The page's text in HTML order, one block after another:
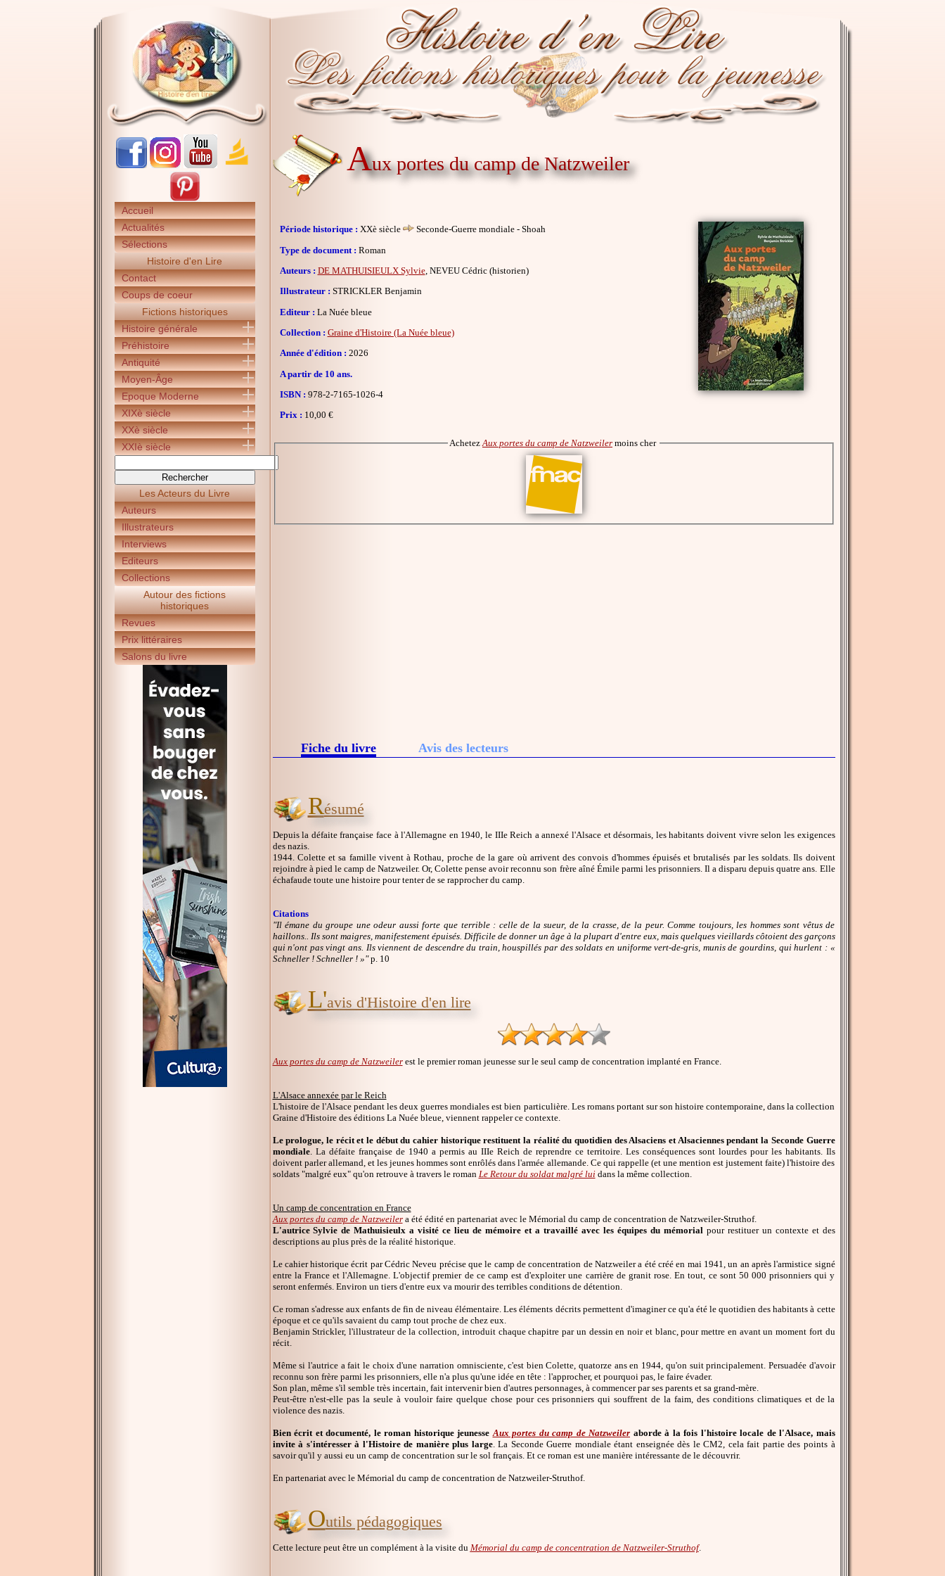
Accueil
Actualités
Sélections
Histoire d'en Lire
Contact
Coups de coeur
Fictions historiques
Histoire générale
Préhistoire
Antiquité
Moyen-Âge
Epoque Moderne
XIXè siècle
XXè siècle
XXIè siècle
Les Acteurs du Livre
Auteurs
Illustrateurs
Interviews
Editeurs
Collections
Autour des fictions
historiques
Revues
Prix littéraires
Salons du livre
Aux portes du camp de Natzweiler
Période historique : XXè siècle
Seconde-Guerre mondiale - Shoah
Type de document : Roman
Auteurs : DE MATHUISIEULX Sylvie, NEVEU Cédric (historien)
Illustrateur : STRICKLER Benjamin
Editeur : La Nuée bleue
Collection : Graine d'Histoire (La Nuée bleue)
Année d'édition : 2026
A partir de 10 ans.
ISBN : 978-2-7165-1026-4
Prix : 10,00 €
Achetez Aux portes du camp de Natzweiler moins cher
Fiche du livre Avis des lecteurs
Résumé
Depuis la défaite française face à l'Allemagne en 1940, le IIIe Reich a annexé l'Alsace et désormais, les habitants doivent vivre selon les exigences
des nazis.
1944. Colette et sa famille vivent à Rothau, proche de la gare où arrivent des convois d'hommes épuisés et brutalisés par les soldats. Ils doivent
rejoindre à pied le camp de Natzweiler. Or, Colette pense avoir reconnu son frère aîné Émile parmi les prisonniers. Il a disparu depuis quatre ans. Elle
échafaude toute une histoire pour tenter de se rapprocher du camp.
Citations
"Il émane du groupe une odeur aussi forte que terrible : celle de la sueur, de la crasse, de la peur. Comme toujours, les hommes sont vêtus de
haillons.. Ils sont maigres, manifestement épuisés. Difficile de donner un âge à la plupart d'entre eux, mais quelques vieillards côtoient des garçons
qui n'ont pas vingt ans. Ils viennent de descendre du train, houspillés par des soldats en uniforme vert-de-gris, munis de gourdins, qui hurlent : «
Schneller ! Schneller ! »"p. 10
L'avis d'Histoire d'en lire
Aux portes du camp de Natzweilerest le premier roman jeunesse sur le seul camp de concentration implanté en France.
L'Alsace annexée par le Reich
L'histoire de l'Alsace pendant les deux guerres mondiales est bien particulière. Les romans portant sur son histoire contemporaine, dans la collection
Graine d'Histoire des éditions La Nuée bleue, viennent rappeler ce contexte.
Le prologue, le récit et le début du cahier historique restituent la réalité du quotidien des Alsaciens et Alsaciennes pendant la Seconde Guerre
mondiale. La défaite française de 1940 a permis au IIIe Reich de reprendre ce territoire. Les conséquences sont lourdes pour les habitants. Ils
doivent parler allemand, et les jeunes hommes sont enrôlés dans l'armée allemande. Ce qui rappelle (et une mention est justement faite) l'histoire des
soldats "malgré eux" qu'on retrouve à travers le roman Le Retour du soldat malgré luidans la même collection.
Un camp de concentration en France
Aux portes du camp de Natzweilera été édité en partenariat avec le Mémorial du camp de concentration de Natzweiler-Struthof.
L'autrice Sylvie de Mathuisieulx a visité ce lieu de mémoire et a travaillé avec les équipes du mémorial pour restituer un contexte et des
descriptions au plus près de la réalité historique.
Le cahier historique écrit par Cédric Neveu précise que le camp de concentration de Natzweiler a été créé en mai 1941, un an après l'armistice signé
entre la France et l'Allemagne. L'objectif premier de ce camp est d'exploiter une carrière de granit rose. En tout, ce sont 50 000 prisonniers qui y
seront enfermés. Environ un tiers d'entre eux va mourir des terribles conditions de détention.
Ce roman s'adresse aux enfants de fin de niveau élémentaire. Les éléments décrits permettent d'imaginer ce qu'a été le quotidien des habitants à cette
époque et ce qu'ils savaient du camp tout proche de chez eux.
Benjamin Strickler, l'illustrateur de la collection, introduit chaque chapitre par un dessin en noir et blanc, pour mettre en avant un moment fort du
récit.
Même si l'autrice a fait le choix d'une narration omnisciente, c'est bien Colette, quatorze ans en 1944, qu'on suit principalement. Persuadée d'avoir
reconnu son frère parmi les prisonniers, elle n'a plus qu'une idée en tête : l'approcher, et pourquoi pas, le faire évader.
Son plan, même s'il semble très incertain, fait intervenir bien d'autres personnages, à commencer par ses parents et sa grand-mère.
Peut-être n'est-elle pas la seule à vouloir faire quelque chose pour ces prisonniers qui souffrent de la faim, des conditions climatiques et de la
violence des nazis.
Bien écrit et documenté, le roman historique jeunesse Aux portes du camp de Natzweiler aborde à la fois l'histoire locale de l'Alsace, mais
invite à s'intéresser à l'Histoire de manière plus large. La Seconde Guerre mondiale étant enseignée dès le CM2, cela fait partie des points à
savoir qu'il y aussi eu un camp de concentration sur le sol français. Et ce roman est une manière intéressante de le découvrir.
En partenariat avec le Mémorial du camp de concentration de Natzweiler-Struthof.
Outils pédagogiques
Cette lecture peut être un complément à la visite du Mémorial du camp de concentration de Natzweiler-Struthof.